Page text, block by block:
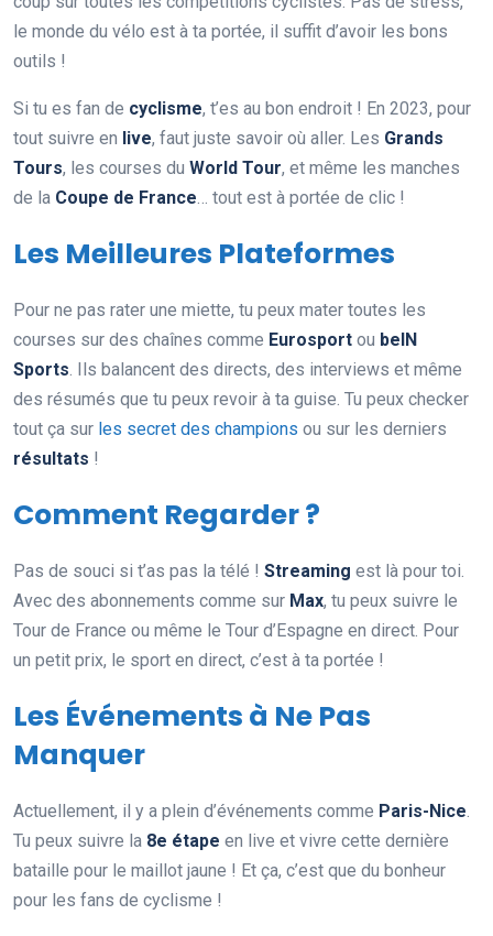
le monde du vélo est à ta portée, il suffit d’avoir les bons
outils !
Si tu es fan de cyclisme, t’es au bon endroit ! En 2023, pour
tout suivre en live, faut juste savoir où aller. Les Grands
Tours, les courses du World Tour, et même les manches
de la Coupe de France… tout est à portée de clic !
Les Meilleures Plateformes
Pour ne pas rater une miette, tu peux mater toutes les
courses sur des chaînes comme Eurosport ou beIN
Sports. Ils balancent des directs, des interviews et même
des résumés que tu peux revoir à ta guise. Tu peux checker
tout ça sur les secret des champions ou sur les derniers
résultats !
Comment Regarder ?
Pas de souci si t’as pas la télé ! Streaming est là pour toi.
Avec des abonnements comme sur Max, tu peux suivre le
Tour de France ou même le Tour d’Espagne en direct. Pour
un petit prix, le sport en direct, c’est à ta portée !
Les Événements à Ne Pas
Manquer
Actuellement, il y a plein d’événements comme Paris-Nice.
Tu peux suivre la 8e étape en live et vivre cette dernière
bataille pour le maillot jaune ! Et ça, c’est que du bonheur
pour les fans de cyclisme !